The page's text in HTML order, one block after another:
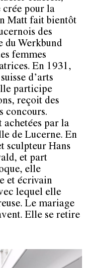
crée pour la
Matt fait bientôt
des
du Werkbund
femmes
En 1931,
d’arts
participe
reçoit des
concours.
achetées par la
de Lucerne. En
sculpteur Hans
et part
elle
et écrivain
lequel elle
Le mariage
Elle se retire